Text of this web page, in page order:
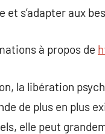
et s’adapter aux
à propos de
la libération
de plus en plus
elle peut